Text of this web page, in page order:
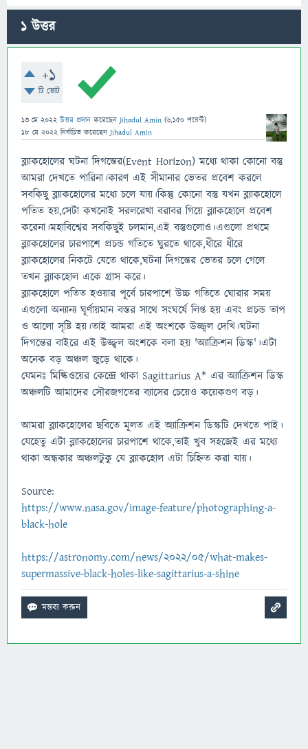
1উত্তর
+1
টি ভোট
13 মে 2022 উত্তর প্রদান করেছেন Jihadul Amin (6,150 পয়েন্ট)
18 মে 2022 নির্বাচিত করেছেন Jihadul Amin
ব্ল্যাকহোলের ঘটনা দিগন্তের(Event Horizon) মধ্যে থাকা কোনো বস্তু
আমরা দেখতে পারিনা।কারণ এই সীমানার ভেতর প্রবেশ করলে
সবকিছু ব্ল্যাকহোলের মধ্যে চলে যায়।কিন্তু কোনো বস্তু যখন ব্ল্যাকহোলে
পতিত হয়,সেটা কখনোই সরলরেখা বরাবর গিয়ে ব্ল্যাকহোলে প্রবেশ
করেনা।মহাবিশ্বের সবকিছুই চলমান,এই বস্তুগুলোও।এগুলো প্রথমে
ব্ল্যাকহোলের চারপাশে প্রচন্ড গতিতে ঘুরতে থাকে,ধীরে ধীরে
ব্ল্যাকহোলের নিকটে যেতে থাকে,ঘটনা দিগন্তের ভেতর চলে গেলে
তখন ব্ল্যাকহোল একে গ্রাস করে।
ব্ল্যাকহোলে পতিত হওয়ার পূর্বে চারপাশে উচ্চ গতিতে ঘোরার সময়
এগুলো অন্যান্য ঘূর্ণায়মান বস্তর সাথে সংঘর্ষে লিপ্ত হয় এবং প্রচন্ড তাপ
ও আলো সৃষ্টি হয়।তাই আমরা এই অংশকে উজ্জ্বল দেখি।ঘটনা
দিগন্তের বাইরে এই উজ্জ্বল অংশকে বলা হয় 'অ্যাক্রিশন ডিস্ক'।এটা
অনেক বড় অঞ্চল জুড়ে থাকে।
যেমনঃ মিল্কিওয়ের কেন্দ্রে থাকা Sagittarius A* এর অ্যাক্রিশন ডিস্ক
অঞ্চলটি আমাদের সৌরজগতের ব্যাসের চেয়েও কয়েকগুণ বড়।
আমরা ব্ল্যাকহোলের ছবিতে মূলত এই অ্যাক্রিশন ডিস্কটি দেখতে পাই।
যেহেতু এটা ব্ল্যাকহোলের চারপাশে থাকে,তাই খুব সহজেই এর মধ্যে
থাকা অন্ধকার অঞ্চলটুকু যে ব্ল্যাকহোল এটা চিহ্নিত করা যায়।
Source:
https://www.nasa.gov/image-feature/photographing-a-
black-hole
https://astronomy.com/news/2022/05/what-makes-
supermassive-black-holes-like-sagittarius-a-shine